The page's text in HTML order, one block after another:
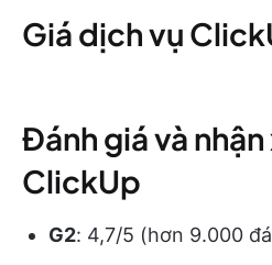
Giá dịch vụ
Đánh giá và
ClickUp
G2: 4,7/5 (hơn 9.000